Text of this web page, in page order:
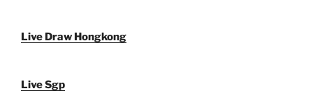
Live Draw Hongkong
Live Sgp